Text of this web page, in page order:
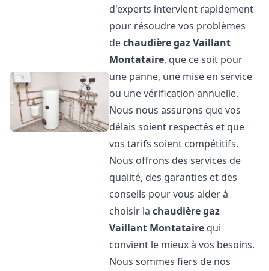
d'experts intervient rapidement
pour résoudre vos problèmes
dechaudière gaz Vaillant
Montataire, que ce soit pour
une panne, une mise en service
ou une vérification annuelle.
Nous nous assurons que vos
délais soient respectés et que
vos tarifs soient compétitifs.
Nous offrons des services de
qualité, des garanties et des
conseils pour vous aider à
choisir lachaudière gaz
Vaillant Montataire qui
convient le mieux à vos besoins.
Nous sommes fiers de nos